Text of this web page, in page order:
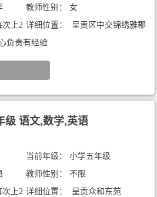
教师性别： 女
次上2 详细位置： 呈贡区中交锦绣雅郡
负责有经验
级 语文,数学,英语
当前年级： 小学五年级
教师性别： 不限
上2 详细位置： 呈贡众和东苑